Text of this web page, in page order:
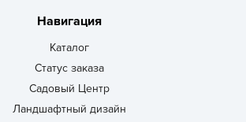
Навигация
Каталог
Статус заказа
Садовый Центр
Ландшафтный дизайн